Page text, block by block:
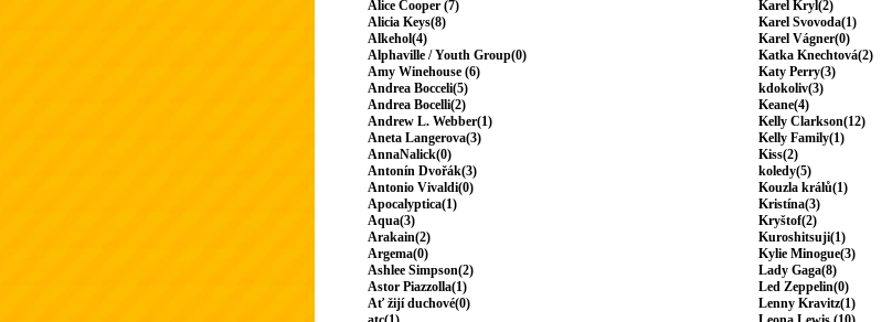
Alice Cooper (7)
Alicia Keys(8)
Alkehol(4)
Alphaville / Youth Group(0)
Amy Winehouse (6)
Andrea Bocceli(5)
Andrea Bocelli(2)
Andrew L. Webber(1)
Aneta Langerova(3)
AnnaNalick(0)
Antonín Dvořák(3)
Antonio Vivaldi(0)
Apocalyptica(1)
Aqua(3)
Arakain(2)
Argema(0)
Ashlee Simpson(2)
Astor Piazzolla(1)
Ať žijí duchové(0)
Karel Kryl(2)
Karel Svovoda(1)
Karel Vágner(0)
Katka Knechtová(2)
Katy Perry(3)
kdokoliv(3)
Keane(4)
Kelly Clarkson(12)
Kelly Family(1)
Kiss(2)
koledy(5)
Kouzla králů(1)
Kristína(3)
Kryštof(2)
Kuroshitsuji(1)
Kylie Minogue(3)
Lady Gaga(8)
Led Zeppelin(0)
Lenny Kravitz(1)